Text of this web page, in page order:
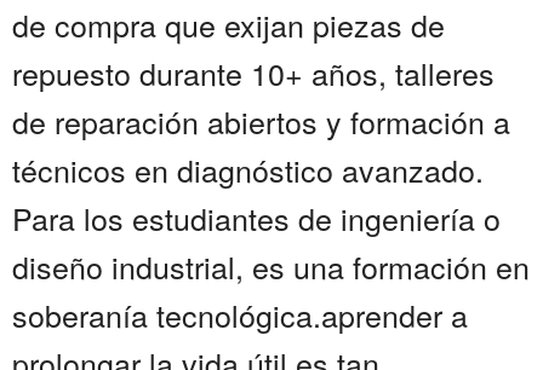
de compra que exijan piezas de
repuesto durante 10+ años, talleres
de reparación abiertos y formación a
técnicos en diagnóstico avanzado.
Para los estudiantes de ingeniería o
diseño industrial, es una formación en
soberanía tecnológica.aprender a